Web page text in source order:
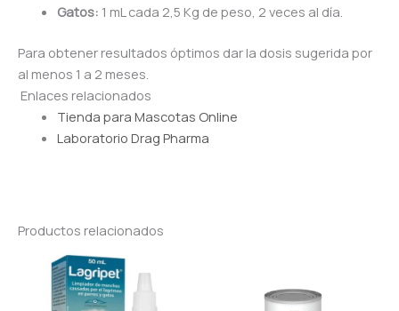
Gatos: 1 mL cada 2,5 Kg de peso, 2 veces al día.
Para obtener resultados óptimos dar la dosis sugerida por
al menos 1 a 2 meses.
Enlaces relacionados
Tienda para Mascotas Online
Laboratorio Drag Pharma
Productos relacionados